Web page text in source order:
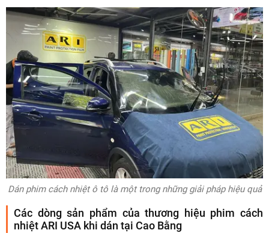
Dán phim cách nhiệt ô tô là một trong những giải pháp hiệu quả
Các dòng sản phẩm của thương hiệu phim cách
nhiệt ARI USA khi dán tại Cao Bằng